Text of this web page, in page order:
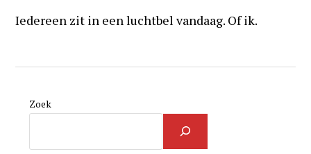
Iedereen zit in een luchtbel vandaag. Of ik.
Zoek